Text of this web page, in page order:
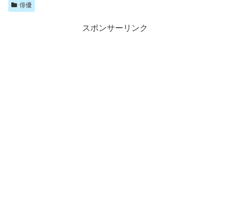
俳優
スポンサーリンク